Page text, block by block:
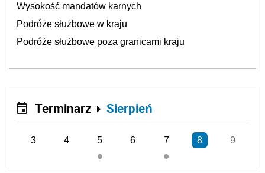
Wysokość mandatów karnych
Podróże służbowe w kraju
Podróże służbowe poza granicami kraju
Terminarz Sierpień
3 4 5 6 7 8 9